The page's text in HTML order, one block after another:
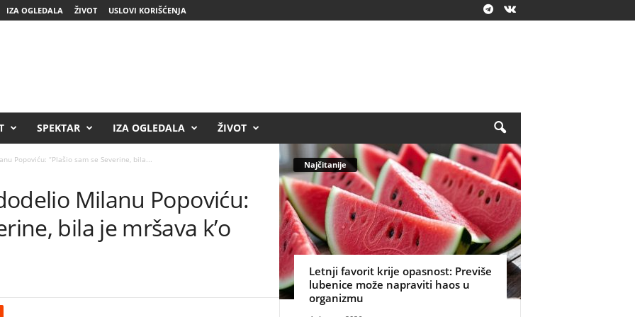
IZA OGLEDALA ŽIVOT USLOVI KORIŠĆENJA
SPEKTAR IZA OGLEDALA ŽIVOT
Popoviću: “Plašio sam se Severine, bila...
Milanu Popoviću:
bila je mršava k’o
Najčitanije
Letnji favorit krije opasnost: Previše
lubenice može napraviti haos u
organizmu